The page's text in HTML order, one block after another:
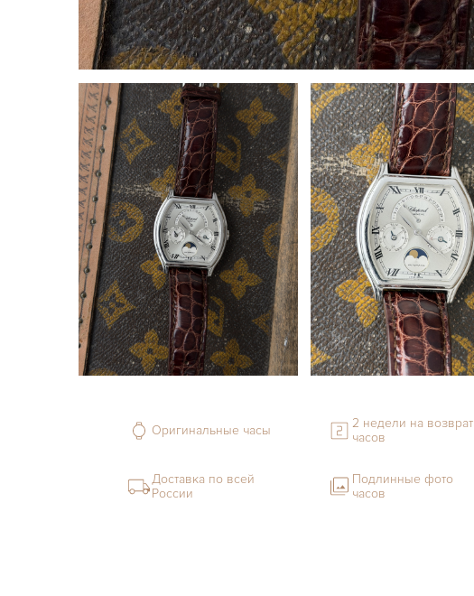
Оригинальные часы
2 недели на возврат
часов
Доставка по всей
России
Подлинные фото
часов